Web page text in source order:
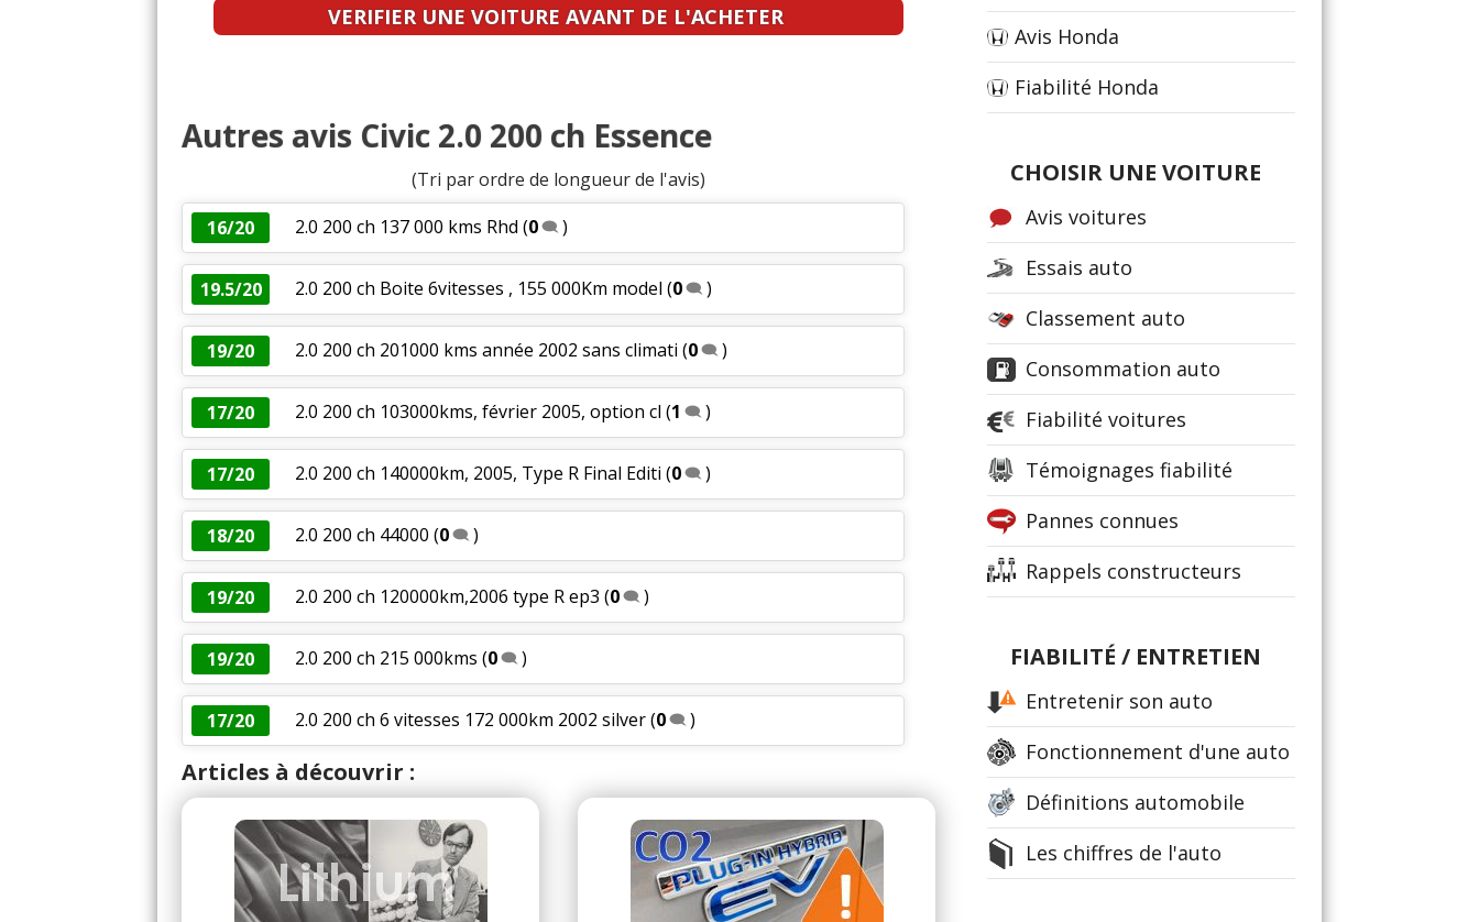
VERIFIER UNE VOITURE AVANT DE L'ACHETER
Autres avis Civic 2.0 200 ch Essence
(Tri par ordre de longueur de l'avis)
16/20
2.0 200 ch 137 000 kms Rhd (0 )
19.5/20 2.0 200 ch Boite 6vitesses , 155 000Km model (0 )
19/20 2.0 200 ch 201000 kms année 2002 sans climati (0 )
17/20 2.0 200 ch 103000kms, février 2005, option cl (1 )
17/20 2.0 200 ch 140000km, 2005, Type R Final Editi (0 )
18/20 2.0 200 ch 44000 (0 )
19/20 2.0 200 ch 120000km,2006 type R ep3 (0 )
19/20 2.0 200 ch 215 000kms (0 )
17/20 2.0 200 ch 6 vitesses 172 000km 2002 silver(0 )
Articles à découvrir :
Avis Honda
Fiabilité Honda
CHOISIR UNE VOITURE
Avis voitures
Essais auto
Classement auto
Consommation auto
Fiabilité voitures
Témoignages fiabilité
Pannes connues
Rappels constructeurs
FIABILITÉ / ENTRETIEN
Entretenir son auto
Fonctionnement d'une auto
Définitions automobile
Les chiffres de l'auto